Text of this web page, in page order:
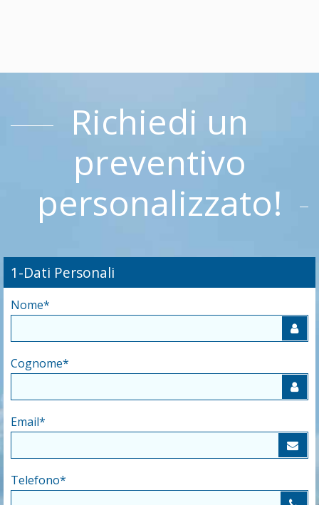
Richiedi un
preventivo
personalizzato!
1-Dati Personali
Nome*
Cognome*
Email*
Telefono*